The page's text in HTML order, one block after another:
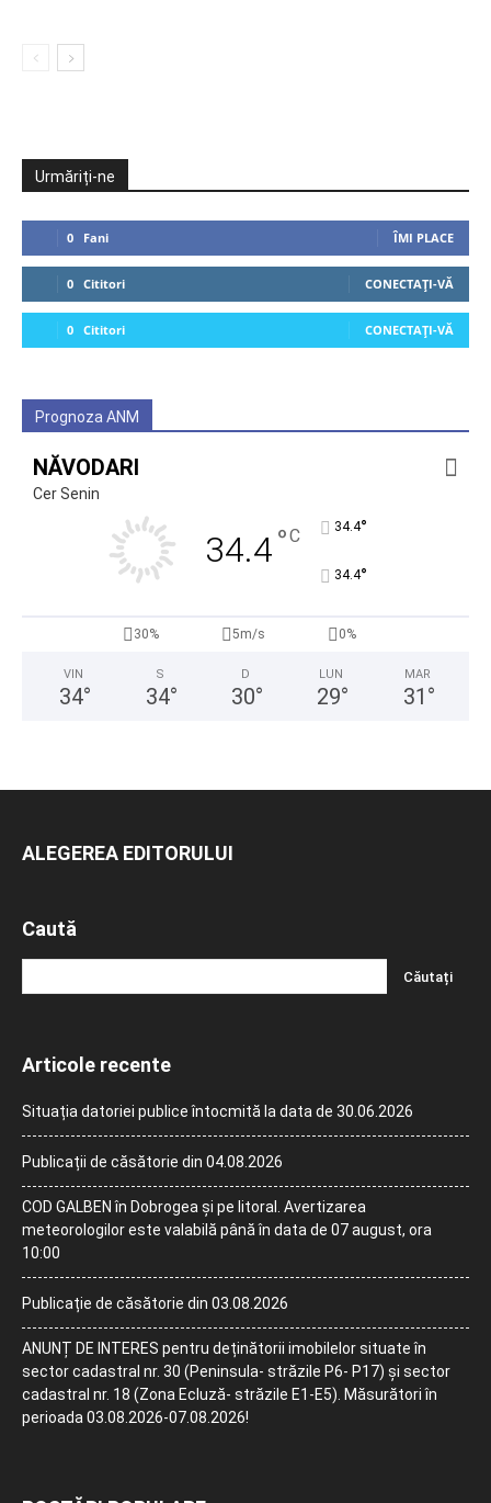
Urmăriți-ne
0 Fani ÎMI PLACE
0 Cititori CONECTAȚI-VĂ
0 Cititori CONECTAȚI-VĂ
Prognoza ANM
NĂVODARI
Cer Senin
34.4°C 34.4°
34.4°
30% 5m/s 0%
VIN
34°
S
34°
D
30°
LUN
29°
MAR
31 °
ALEGEREA EDITORULUI
Caută
Articole recente
Situația datoriei publice întocmită la data de 30.06.2026
Publicații de căsătorie din 04.08.2026
COD GALBEN în Dobrogea și pe litoral. Avertizarea
meteorologilor este valabilă până în data de 07 august, ora
10:00
Publicație de căsătorie din 03.08.2026
ANUNȚ DE INTERES pentru deținătorii imobilelor situate în
sector cadastral nr. 30 (Peninsula- străzile P6- P17) și sector
cadastral nr. 18 (Zona Ecluză- străzile E1-E5). Măsurători în
perioada 03.08.2026-07.08.2026!